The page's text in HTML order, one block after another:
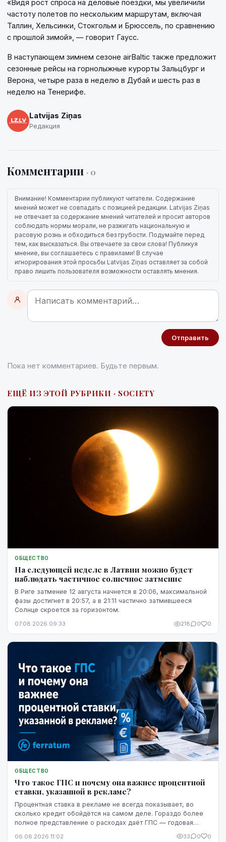
«Видя рост спроса на деловые поездки, мы увеличили
частоту полетов по нескольким маршрутам, включая
Таллин, Хельсинки, Стокгольм и Брюссель, по сравнению
с прошлой зимой», — говорит Гаусс.
В наступающем зимнем сезоне airBaltic также предложит
сезонные рейсы на горнолыжные курорты Зальцбург и
Верона, четыре раза в неделю в Дубай и шесть раз в
неделю на Тенерифе.
Latvijas Ziņas
Редакция
Комментарии · 0
Внимание! Комментарии публикуют читатели. Содержание
мнений может не совпадать с позицией редакции. Latvijas Ziņas
не отвечает за содержание мнений читателей и просит авторов
соблюдать нормы морали, не разжигать национальную и
расовую рознь и обходиться без грубости. Подумайте перед
тем, как высказаться. Вы отвечаете за свои слова! Публикуя
мнение, вы соглашаетесь с правилами! В случае
игнорирования этой просьбы Latvijas Ziņas оставляет за собой
право лишить пользователя возможности оставлять мнения.
Отправить
Пока нет комментариев. Будьте первым.
ЕЩЁ ИЗ ЭТОЙ РУБРИКИ · SOCIETY
ОБЩЕСТВО
На следующей неделе в Латвии можно будет
наблюдать частичное солнечное затмение
В Риге затмение 12 августа начнется в 20:06, максимальной
фазы достигнет в 20:57, а в 21:11 частично затмившееся
Солнце скроется за горизонтом.
07.08.2026 09:33 218 0 0
ОБЩЕСТВО
Что такое ГПС и почему она важнее процентной
ставки, указанной в рекламе?
Процентная ставка в рекламе не всегда показывает, во
сколько кредит обойдётся на самом деле. Гораздо более
полное представление о расходах даёт ГПС — годовая
06.08.2026 11:02 33 0 0